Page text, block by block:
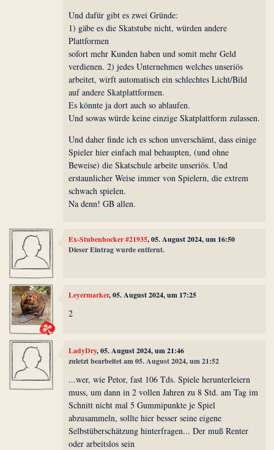
Und dafür gibt es zwei Gründe:
1) gäbe es die Skatstube nicht, würden andere
Plattformen
sofort mehr Kunden haben und somit mehr Geld
verdienen. 2) jedes Unternehmen welches unseriös
arbeitet, wirft automatisch ein schlechtes Licht/Bild
auf andere Skatplattformen.
Es könnte ja dort auch so ablaufen.
Und sowas würde keine einzige Skatplattform zulassen.
Und daher finde ich es schon unverschämt, dass einige
Spieler hier einfach mal behaupten, (und ohne
Beweise) die Skatschule arbeite unseriös. Und
erstaunlicher Weise immer von Spielern, die extrem
schwach spielen.
Na denn! GB allen.
Ex-Stubenhocker #21935, 05. August 2024, um 16:50
Dieser Eintrag wurde entfernt.
Leyermarker, 05. August 2024, um 17:25
2
LadyDry, 05. August 2024, um 21:46
zuletzt bearbeitet am 05. August 2024, um 21:52
...wer, wie Petor, fast 106 Tds. Spiele herunterleiern
muss, um dann in 2 vollen Jahren zu 8 Std. am Tag im
Schnitt nicht mal 5 Gummipunkte je Spiel
abzusammeln, sollte hier besser seine eigene
Selbstüberschätzung hinterfragen... Der muß Renter
oder arbeitslos sein